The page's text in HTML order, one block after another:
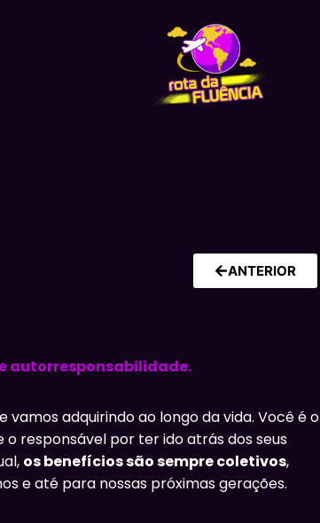
ANTERIOR
autorresponsabilidade.
vamos adquirindo ao longo da vida. Você é o
responsável por ter ido atrás dos seus
os benefícios são sempre coletivos,
e até para nossas próximas gerações.